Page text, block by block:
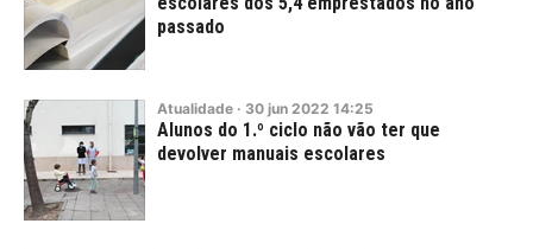
passado
Atualidade · 30 jun 2022 14:25
Alunos do 1.º ciclo não vão ter que
devolver manuais escolares